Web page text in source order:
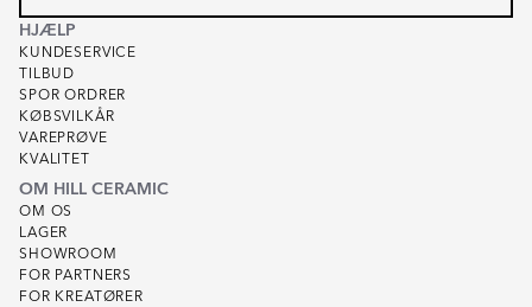
HJÆLP
KUNDESERVICE
TILBUD
SPOR ORDRER
KØBSVILKÅR
VAREPRØVE
KVALITET
OM HILL CERAMIC
OM OS
LAGER
SHOWROOM
FOR PARTNERS
FOR KREATØRER